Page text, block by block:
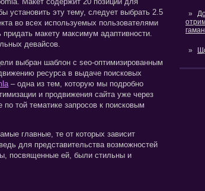
установить эту тему, следует выбрать 2.5
во всех используемых пользователями
придать макету максимум адаптивности.
девайсов.
выбран шаблон с seo-оптимизированным
ресурса в выдаче поисковых
– одна из тем, которую мы подробно
и продвижения сайта уже через
той тематике запросов к поисковым
главные, те от которых зависит
для представительства возможностей
посвященные ей, были стильны и